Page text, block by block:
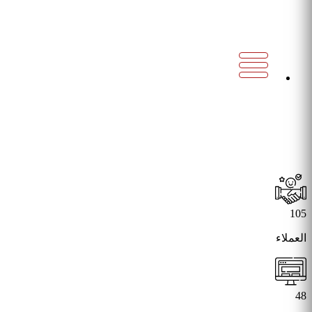
105
العملاء
48